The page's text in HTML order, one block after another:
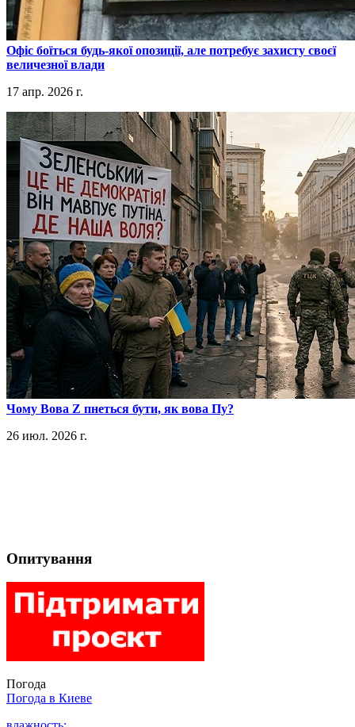
​Офіс боїться будь-якої опозиції, але потребує захисту своєї
величезної влади
17 апр. 2026 г.
​Чому Вова Z пнеться бути, як вова Пу?
26 июл. 2026 г.
Опитування
Погода
Погода в Киеве